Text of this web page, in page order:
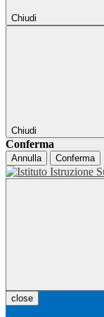
Chiudi
Chiudi
Conferma
Annulla Conferma
close